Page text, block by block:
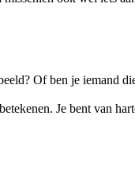
Of ben je iemand
Je bent van